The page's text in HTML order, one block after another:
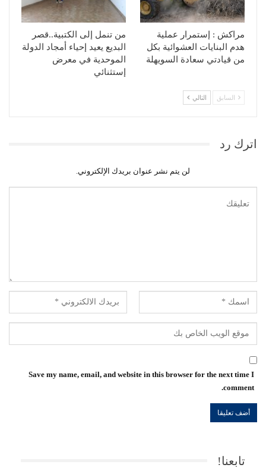
مراكش : إستمرار عملية
هدم البنايات العشوائية بكل
من قيادتي سعادة السويهلة
من تنمل إلى الكتبية..قصر
البديع يعيد إحياء أمجاد الدولة
الموحدية في معرض
إستثنائي
السابق التالي
اترك رد
لن يتم نشر عنوان بريدك الإلكتروني.
Save my name, email, and website in this browser for the next time I
comment.
تابعنا!